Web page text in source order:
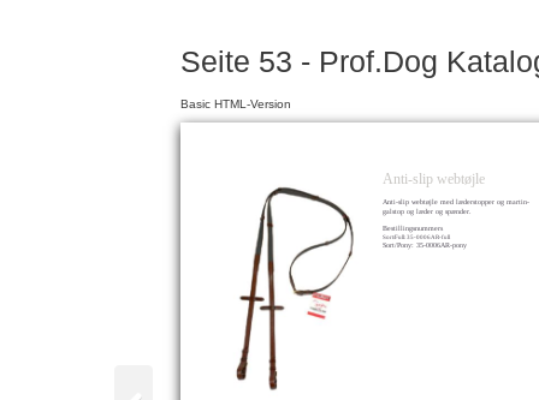
Seite 53 - Prof.Dog
Basic HTML-Version
Anti-slip webtøjle
Anti-slip webtøjle med læderstopper og martin-
galstop og læder og spænder.
Bestillingsnummers
Sort/Full: 35-0006AR-full
Sort/Pony: 35-0006AR-pony